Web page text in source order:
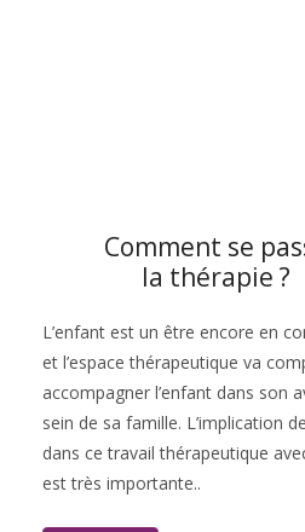
Comment se
la thérapie ?
L’enfant est un être encore en
et l’espace thérapeutique va
accompagner l’enfant dans son
sein de sa famille. L’implication
dans ce travail thérapeutique
est très importante..